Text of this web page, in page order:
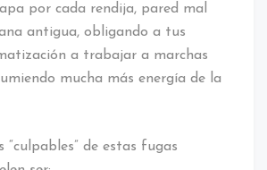
por cada rendija, pared mal
antigua, obligando a tus
a trabajar a marchas
mucha más energía de la
“culpables” de estas fugas